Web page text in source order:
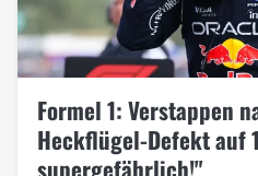
Formel 1: Verstappen
Heckflügel-Defekt auf
supergefährlich!"